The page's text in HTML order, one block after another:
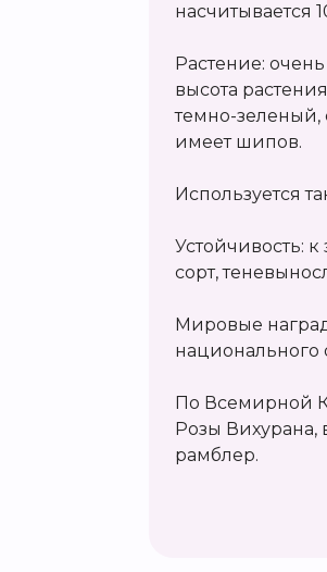
насчитывается
Растение:
высота
темно-зеленый,
имеет шипов.
Используется
Устойчивость:
сорт,
Мировые
национального
По Всемирной
Розы Вихурана,
рамблер.